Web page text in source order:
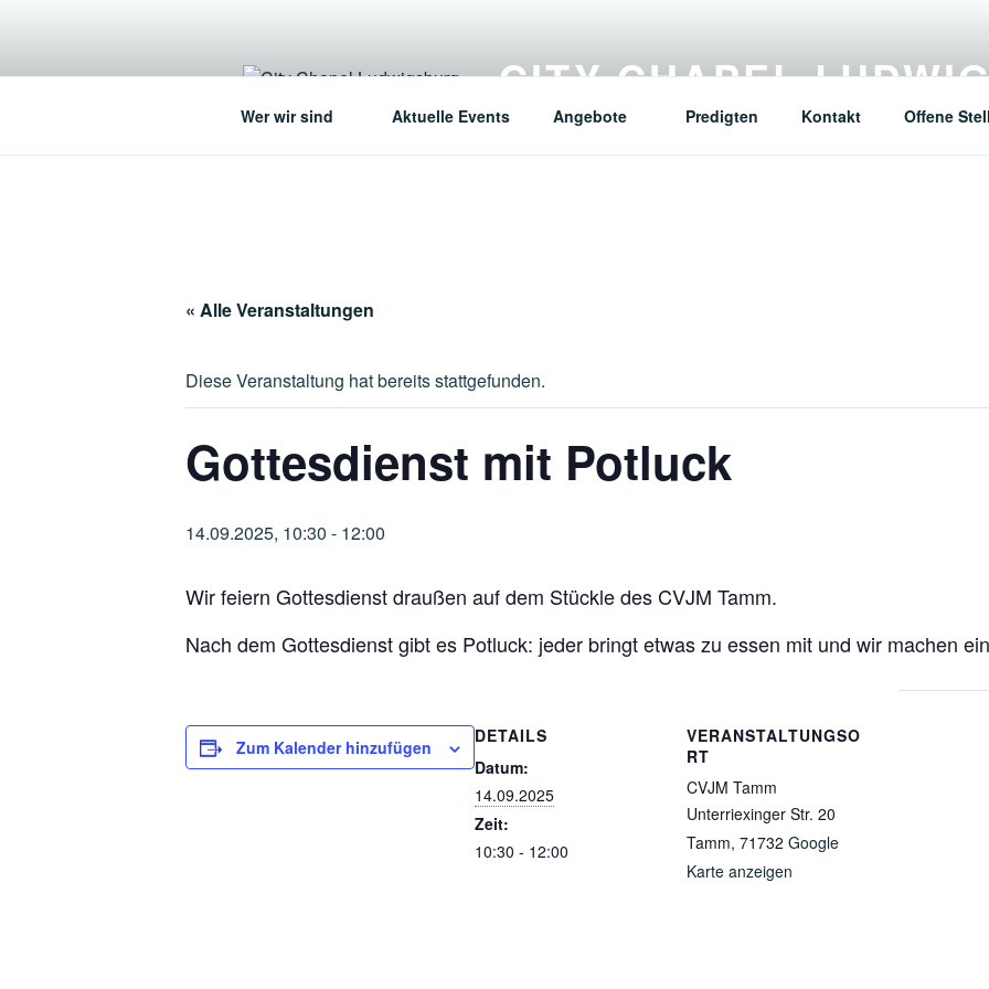
CITY CHAPEL
Wer wir sind Aktuelle Events Angebote Predigten Kontakt Offene
« Alle Veranstaltungen
Diese Veranstaltung hat bereits stattgefunden.
Gottesdienst mit Potluck
14.09.2025, 10:30 - 12:00
Wir feiern Gottesdienst draußen auf dem Stückle des CVJM Tamm.
Nach dem Gottesdienst gibt es Potluck: jeder bringt etwas zu essen mit und wir machen
Zum Kalender hinzufügen
DETAILS
Datum:
14.09.2025
Zeit:
10:30 - 12:00
VERANSTALTUNGSO
RT
CVJM Tamm
Unterriexinger Str. 20
Tamm, 71732 Google
Karte anzeigen